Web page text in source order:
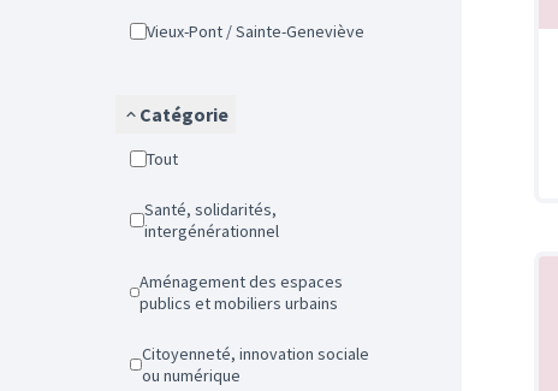
Vieux-Pont / Sainte-Geneviève
Catégorie
Tout
Santé, solidarités,
intergénérationnel
Aménagement des espaces
publics et mobiliers urbains
Citoyenneté, innovation sociale
ou numérique